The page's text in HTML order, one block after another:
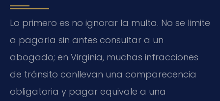
Lo primero es no ignorar la multa. No se limite
a pagarla sin antes consultar a un
abogado; en Virginia, muchas infracciones
de tránsito conllevan una comparecencia
obligatoria y pagar equivale a una